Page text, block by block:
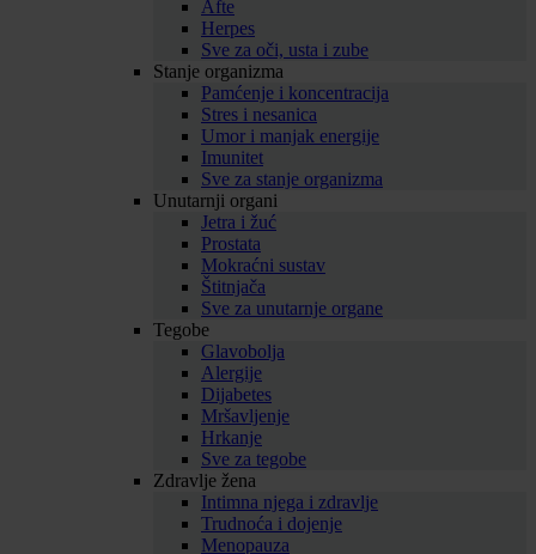
Afte
Herpes
Sve za oči, usta i zube
Stanje organizma
Pamćenje i koncentracija
Stres i nesanica
Umor i manjak energije
Imunitet
Sve za stanje organizma
Unutarnji organi
Jetra i žuć
Prostata
Mokraćni sustav
Štitnjača
Sve za unutarnje organe
Tegobe
Glavobolja
Alergije
Dijabetes
Mršavljenje
Hrkanje
Sve za tegobe
Zdravlje žena
Intimna njega i zdravlje
Trudnoća i dojenje
Menopauza